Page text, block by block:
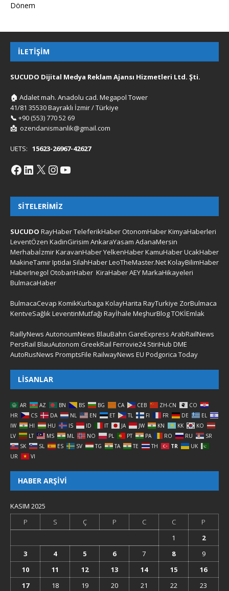
Dönem
İLETIŞIM
SUCUDO Dijital Medya Reklam Ajansı Hizmetleri Ltd. Şti.
🏠 Adalet mah. Anadolu cad. Megapol Tower
41/81 35530 Bayraklı İzmir / Türkiye
📞 +90 (553) 770 52 69
📩 ozendanismanlik@gmail.com
UETS: 15623-26967-42627
SITELERIMIZ
SUCUDO RayHaberTeleferikHaber OtonomHaberKimyaHaberleri
LeventÖzen KadinGirisim AnkaraYasam AdanaMersin
MerhabaİzmirKaravanHaberYelkenHaberKamuHaberUcakHaber
MakineTamirIptidai SilahHaberLeoTheMaster.NetKolayBilimHaber
HaberInegol OtobanHaber KiraHaberAEYMarkaHikayeleri
BulmacaHaber
BulmacaCevap KomikKurbaga KolayHarita RayTurkiye ZorBulmaca
KentveSağlıkLeventinMutfağı Rayİhale MeşhurBlogTOKİEmlak
RaillyNews AutonoumNews BlauBahn GareExpress ArabRailNews
PersRail BlauAutonom GreekRail Ferrovie24 StiriHub DME
AutoRusNews PromptsFile RailwayNews EU Podgorica Today
LISANLAR
AR AZ BN BS BG CA CEB ZH-CN
CO
HR
CS DA NL EN ET TL FI FR DE
EL
IW
HI HU IS ID IT JA JW KN KK
KO
LV
LT MS ML NO PL PT PA RO RU
SR
SK
SL ES SV TG TA TE TH TR
UK
UR
VI
HABER ARŞIVI
KASIM 2025
P
S Ç P C C
P
1
2
3
4 5 6 7 8
9
10
11 12 13 14 15
16
17
18 19 20 21 22 23